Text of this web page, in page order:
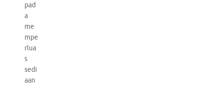
pad
a
me
mpe
rlua
s
sedi
aan